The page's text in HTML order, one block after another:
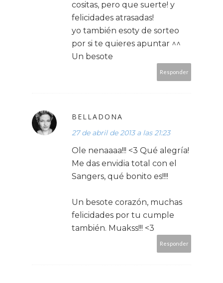
cositas, pero que suerte! y
felicidades atrasadas!
yo también esoty de sorteo
por si te quieres apuntar ^^
Un besote
Responder
BELLADONA
27 de abril de 2013 a las 21:23
Ole nenaaaa!!! <3 Qué alegría!
Me das envidia total con el
Sangers, qué bonito es!!!!
Un besote corazón, muchas
felicidades por tu cumple
también. Muakss!!! <3
Responder